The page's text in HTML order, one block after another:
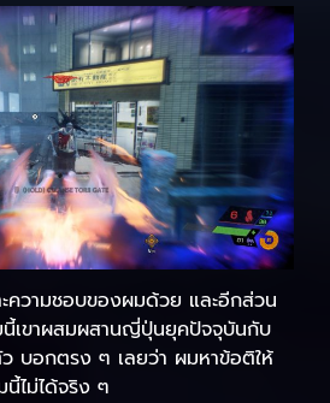
ะความชอบของผมด้วย และอีกส่วน
เขาผสมผสานญี่ปุ่นยุคปัจจุบันกับ
บอกตรง ๆ เลยว่า ผมหาข้อติให้
นี้ไม่ได้จริง ๆ